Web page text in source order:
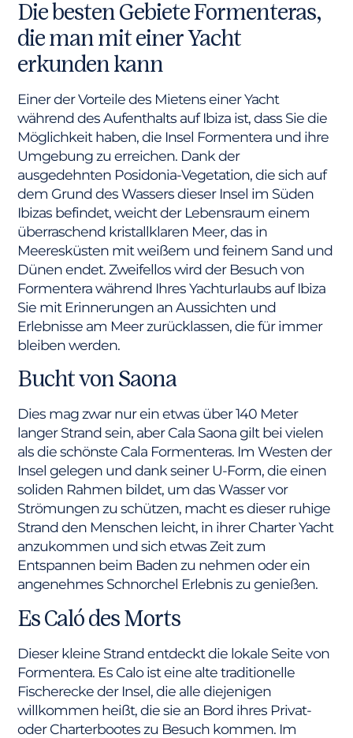
Die besten Gebiete Formenteras,
die man mit einer Yacht
erkunden kann
Einer der Vorteile des Mietens einer Yacht
während des Aufenthalts auf Ibiza ist, dass Sie die
Möglichkeit haben, die Insel Formentera und ihre
Umgebung zu erreichen. Dank der
ausgedehnten Posidonia-Vegetation, die sich auf
dem Grund des Wassers dieser Insel im Süden
Ibizas befindet, weicht der Lebensraum einem
überraschend kristallklaren Meer, das in
Meeresküsten mit weißem und feinem Sand und
Dünen endet. Zweifellos wird der Besuch von
Formentera während Ihres Yachturlaubs auf Ibiza
Sie mit Erinnerungen an Aussichten und
Erlebnisse am Meer zurücklassen, die für immer
bleiben werden.
Bucht von Saona
Dies mag zwar nur ein etwas über 140 Meter
langer Strand sein, aber Cala Saona gilt bei vielen
als die schönste Cala Formenteras. Im Westen der
Insel gelegen und dank seiner U-Form, die einen
soliden Rahmen bildet, um das Wasser vor
Strömungen zu schützen, macht es dieser ruhige
Strand den Menschen leicht, in ihrer Charter Yacht
anzukommen und sich etwas Zeit zum
Entspannen beim Baden zu nehmen oder ein
angenehmes Schnorchel Erlebnis zu genießen.
Es Caló des Morts
Dieser kleine Strand entdeckt die lokale Seite von
Formentera. Es Calo ist eine alte traditionelle
Fischerecke der Insel, die alle diejenigen
willkommen heißt, die sie an Bord ihres Privat-
oder Charterbootes zu Besuch kommen. Im